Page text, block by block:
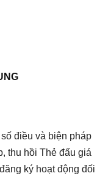
điều và biện pháp
thu hồi Thẻ đấu giá
ký hoạt động đối